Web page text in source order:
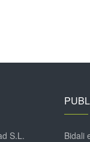
S.L. Bidali